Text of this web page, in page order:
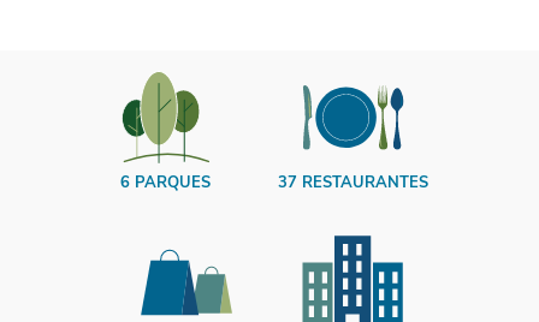
6 PARQUES 37 RESTAURANTES